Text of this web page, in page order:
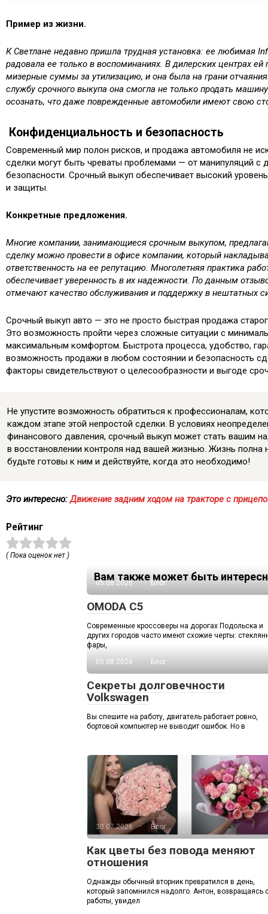
Пример из жизни.
К Светлане недавно пришла трудная установка: ее любимая
радовала ее только в воспоминаниях. В дилерских центрах
мизерные суммы за утилизацию, и она была на грани
службу срочного выкупа она смогла не только продать
осознать, что даже поврежденные автомобили имеют свою
Конфиденциальность и безопасность
Современный мир полон рисков, и продажа автомобиля не
сделки могут быть чреваты проблемами — от манипуляций с
безопасности. Срочный выкуп обеспечивает высокий
и защиты.
Конкретные предложения.
Многие компании, занимающиеся срочным выкупом,
сделку можно провести в офисе компании, который
ответственность на ее репутацию. Многолетняя практика
обеспечивает уверенность в их надежности. По данным
отмечают качество обслуживания и поддержку в нештатных
Срочный выкуп авто — это не просто быстрая продажа
Это возможность пройти через сложные ситуации с
максимальным комфортом. Быстрота процесса, удобство,
возможность продажи в любом состоянии и безопасность
факторы свидетельствуют о целесообразности и выгоде
Не упустите возможность обратиться к профессионалам,
каждом этапе этой непростой сделки. В условиях
финансового давления, срочный выкуп может стать вашим
в восстановлении контроля над вашей жизнью. Жизнь полна
будьте готовы к ним и действуйте, когда это необходимо!
Это интересно:Движение задним ходом на тракторе с
Рейтинг
( Пока оценок нет )
Вам также может быть
05.08.2026 Блог
OMODA C5
Современные кроссоверы на дорогах Подольска и
других городов часто имеют схожие черты:
фары,
05.08.2026
Блог
Секреты долговечности
Volkswagen
Вы спешите на работу, двигатель работает ровно,
бортовой компьютер не выводит ошибок. Но в
30.07.2026 Блог
Как цветы без повода меняют
отношения
Однажды обычный вторник превратился в день,
который запомнился надолго. Антон, возвращаясь
работы, увидел